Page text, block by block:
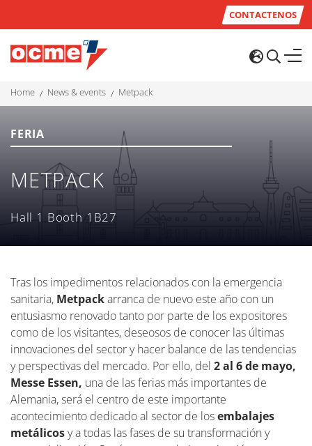
CONTACTENOS
home news & events metpack
FERIA
METPACK
Hall 1 Booth 1B27
Tras los impedimentos relacionados con la emergencia
sanitaria, Metpackarranca de nuevo este año con un
entusiasmo renovado tanto por parte de los expositores
como de los visitantes, deseosos de conocer las últimas
innovaciones del sector y hacer balance de las tendencias
y perspectivas del mercado. Por ello, del 2 al 6 de mayo,
Messe Essen, una de las ferias más importantes de
Alemania, será el centro de este importante
acontecimiento dedicado al sector de losembalajes
metálicosy a todas las fases de su transformación y